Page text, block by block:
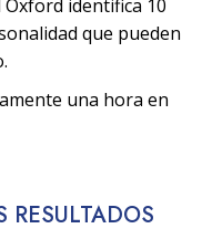
Oxford identifica 10
que pueden
una hora en
RESULTADOS